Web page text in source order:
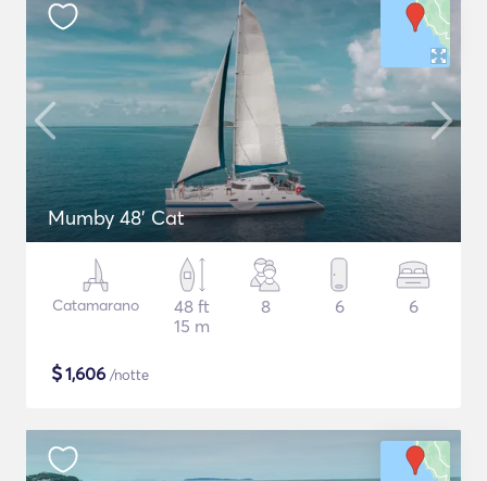
Mumby 48' Cat
Catamarano
48 ft
15 m
8 6 6
$1,606 /notte